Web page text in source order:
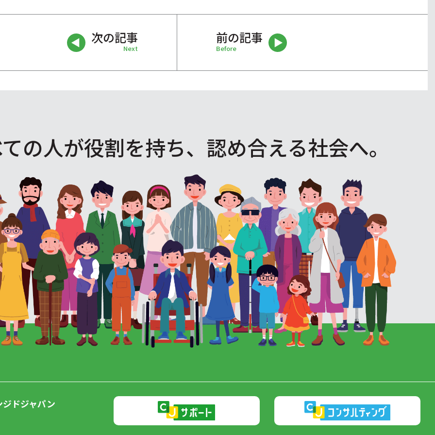
次の記事
Next
前の記事
Before
の人が役割を持ち、認め合える社会へ。
ドジャパン